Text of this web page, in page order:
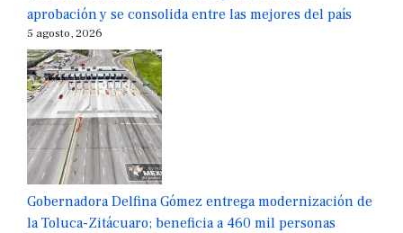
aprobación y se consolida entre las mejores del país
5 agosto, 2026
Gobernadora Delfina Gómez entrega modernización de
la Toluca-Zitácuaro; beneficia a 460 mil personas